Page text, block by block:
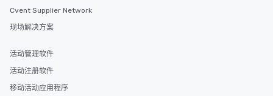
Cvent Supplier Network
现场解决方案
活动管理软件
活动注册软件
移动活动应用程序